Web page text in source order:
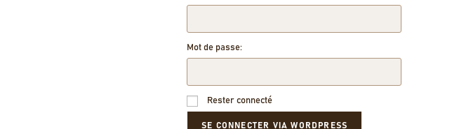
Mot de passe:
Rester connecté